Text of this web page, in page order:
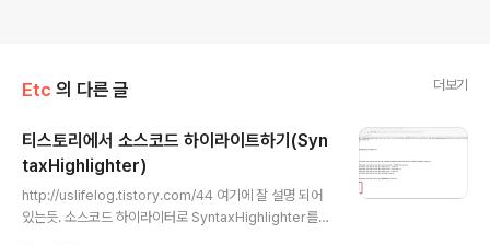
Etc 의 다른 글 더보기
티스토리에서 소스코드 하이라이트하기(Syn
taxHighlighter)
http://uslifelog.tistory.com/44 여기에 잘 설명 되어
있는듯. 소스코드 하이라이터로 SyntaxHighlighter를